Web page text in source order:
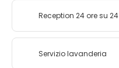
Reception 24 ore su 24
Servizio lavanderia